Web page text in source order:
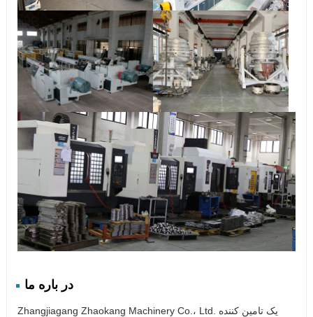
در باره ما
Zhangjiagang Zhaokang Machinery Co.، Ltd. یک تامین کننده